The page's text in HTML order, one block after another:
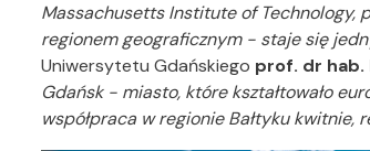
Massachusetts Institute of Technology,
regionem geograficznym - staje się
Uniwersytetu Gdańskiego prof. dr
Gdańsk - miasto, które kształtowało
współpraca w regionie Bałtyku kwitnie,